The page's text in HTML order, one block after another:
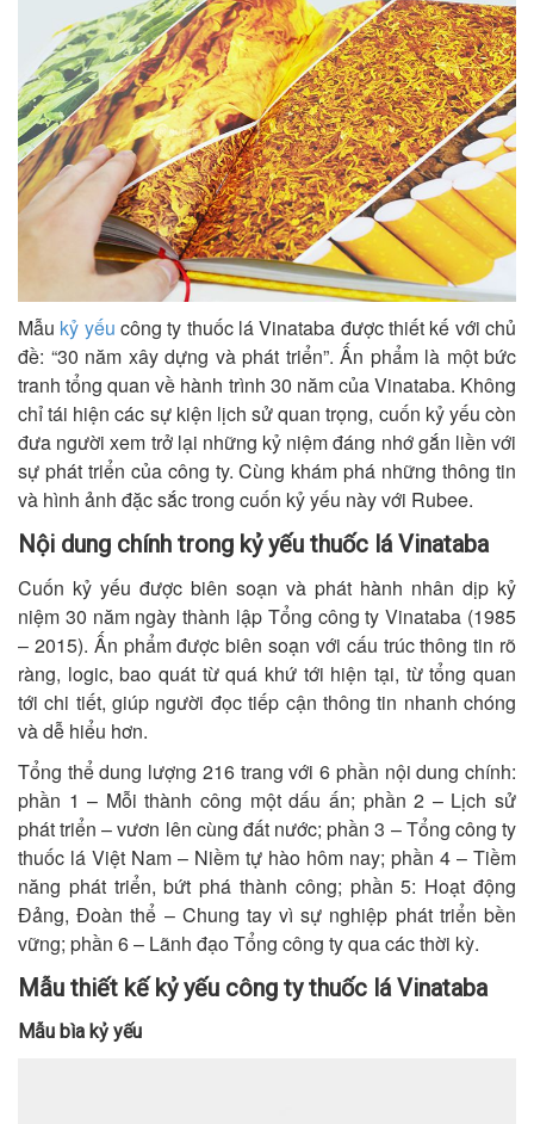
Mẫu kỷ yếu công ty thuốc lá Vinataba được thiết kế với chủ
đề: “30 năm xây dựng và phát triển”. Ấn phẩm là một bức
tranh tổng quan về hành trình 30 năm của Vinataba. Không
chỉ tái hiện các sự kiện lịch sử quan trọng, cuốn kỷ yếu còn
đưa người xem trở lại những kỷ niệm đáng nhớ gắn liền với
sự phát triển của công ty. Cùng khám phá những thông tin
và hình ảnh đặc sắc trong cuốn kỷ yếu này với Rubee.
Nội dung chính trong kỷ yếu thuốc lá Vinataba
Cuốn kỷ yếu được biên soạn và phát hành nhân dịp kỷ
niệm 30 năm ngày thành lập Tổng công ty Vinataba (1985
– 2015). Ấn phẩm được biên soạn với cấu trúc thông tin rõ
ràng, logic, bao quát từ quá khứ tới hiện tại, từ tổng quan
tới chi tiết, giúp người đọc tiếp cận thông tin nhanh chóng
và dễ hiểu hơn.
Tổng thể dung lượng 216 trang với 6 phần nội dung chính:
phần 1 – Mỗi thành công một dấu ấn; phần 2 – Lịch sử
phát triển – vươn lên cùng đất nước; phần 3 – Tổng công ty
thuốc lá Việt Nam – Niềm tự hào hôm nay; phần 4 – Tiềm
năng phát triển, bứt phá thành công; phần 5: Hoạt động
Đảng, Đoàn thể – Chung tay vì sự nghiệp phát triển bền
vững; phần 6 – Lãnh đạo Tổng công ty qua các thời kỳ.
Mẫu thiết kế kỷ yếu công ty thuốc lá Vinataba
Mẫu bìa kỷ yếu